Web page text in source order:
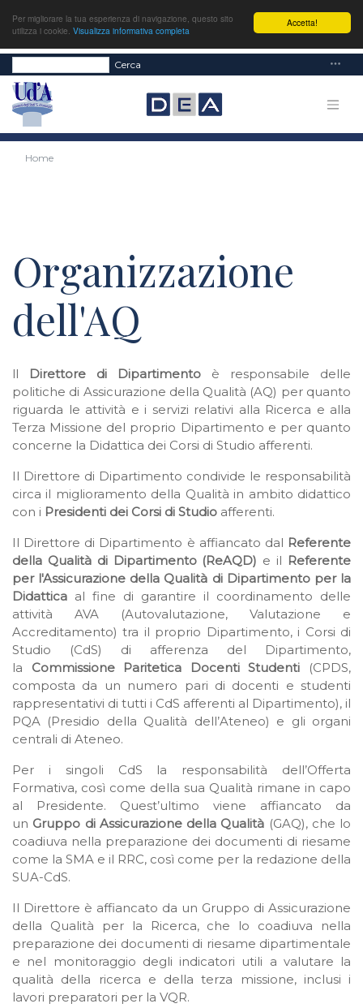
Accetta!
Per migliorare la tua esperienza di navigazione, questo sito
utilizza i cookie. Visualizza informativa completa
Cerca
Home
Organizzazione
dell'AQ
ll Direttore di Dipartimento è responsabile delle
politiche di Assicurazione della Qualità (AQ) per quanto
riguarda le attività e i servizi relativi alla Ricerca e alla
Terza Missione del proprio Dipartimento e per quanto
concerne la Didattica dei Corsi di Studio afferenti.
Il Direttore di Dipartimento condivide le responsabilità
circa il miglioramento della Qualità in ambito didattico
con i Presidenti dei Corsi di Studio afferenti.
Il Direttore di Dipartimento è affiancato dal Referente
della Qualità di Dipartimento (ReAQD) e il Referente
per l'Assicurazione della Qualità di Dipartimento per la
Didattica al fine di garantire il coordinamento delle
attività AVA (Autovalutazione, Valutazione e
Accreditamento) tra il proprio Dipartimento, i Corsi di
Studio (CdS) di afferenza del Dipartimento,
la Commissione Paritetica Docenti Studenti (CPDS,
composta da un numero pari di docenti e studenti
rappresentativi di tutti i CdS afferenti al Dipartimento), il
PQA (Presidio della Qualità dell’Ateneo) e gli organi
centrali di Ateneo.
Per i singoli CdS la responsabilità dell’Offerta
Formativa, così come della sua Qualità rimane in capo
al Presidente. Quest’ultimo viene affiancato da
un Gruppo di Assicurazione della Qualità (GAQ), che lo
coadiuva nella preparazione dei documenti di riesame
come la SMA e il RRC, così come per la redazione della
SUA-CdS.
Il Direttore è affiancato da un Gruppo di Assicurazione
della Qualità per la Ricerca, che lo coadiuva nella
preparazione dei documenti di riesame dipartimentale
e nel monitoraggio degli indicatori utili a valutare la
qualità della ricerca e della terza missione, inclusi i
lavori preparatori per la VQR.